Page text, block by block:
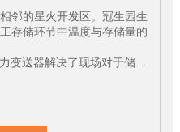
邻的星火开发区。冠生园生
存储环节中温度与存储量的
变送器解决了现场对于储蜜